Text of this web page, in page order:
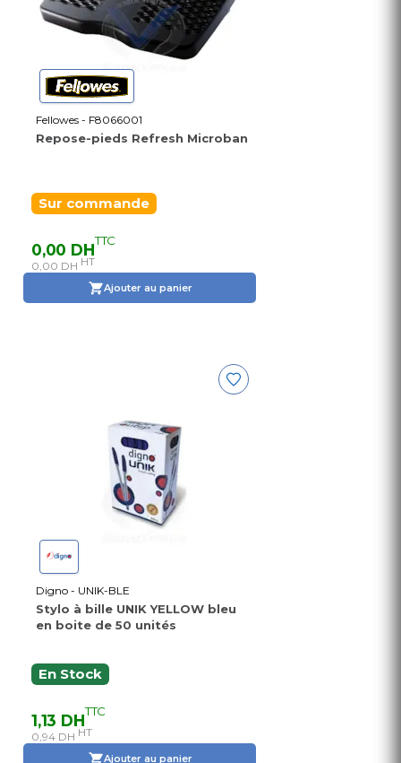
Fellowes - F8066001
Repose-pieds Refresh Microban
Sur commande
0,00 DHTTC
0,00 DH HT
Ajouter au panier
Digno - UNIK-BLE
Stylo à bille UNIK YELLOW bleu
en boite de 50 unités
En Stock
1,13 DHTTC
0,94 DH HT
Ajouter au panier